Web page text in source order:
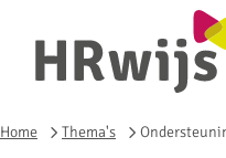
Home Thema's